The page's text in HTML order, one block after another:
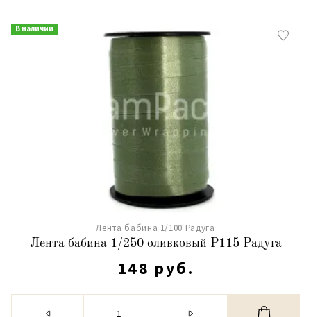
В наличии
Лента бабина 1/100 Радуга
Лента бабина 1/250 оливковый Р115 Радуга
148 руб.